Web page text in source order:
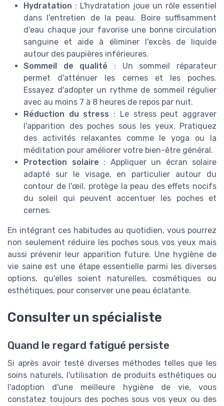
Hydratation : L'hydratation joue un rôle essentiel
dans l'entretien de la peau. Boire suffisamment
d'eau chaque jour favorise une bonne circulation
sanguine et aide à éliminer l'excès de liquide
autour des paupières inférieures.
Sommeil de qualité : Un sommeil réparateur
permet d'atténuer les cernes et les poches.
Essayez d'adopter un rythme de sommeil régulier
avec au moins 7 à 8 heures de repos par nuit.
Réduction du stress : Le stress peut aggraver
l'apparition des poches sous les yeux. Pratiquez
des activités relaxantes comme le yoga ou la
méditation pour améliorer votre bien-être général.
Protection solaire : Appliquer un écran solaire
adapté sur le visage, en particulier autour du
contour de l'œil, protège la peau des effets nocifs
du soleil qui peuvent accentuer les poches et
cernes.
En intégrant ces habitudes au quotidien, vous pourrez
non seulement réduire les poches sous vos yeux mais
aussi prévenir leur apparition future. Une hygiène de
vie saine est une étape essentielle parmi les diverses
options, qu'elles soient naturelles, cosmétiques ou
esthétiques, pour conserver une peau éclatante.
Consulter un spécialiste
Quand le regard fatigué persiste
Si après avoir testé diverses méthodes telles que les
soins naturels, l'utilisation de produits esthétiquesou
l'adoption d'une meilleure
hygiène de vie, vous
constatez toujours des poches sous vos yeux ou des